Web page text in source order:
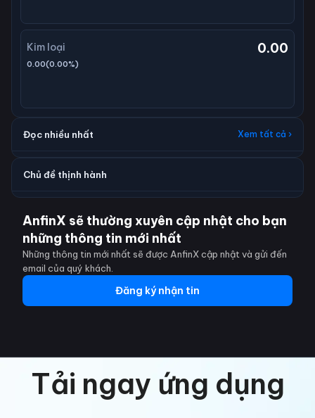
Kim loại 0.00
0.00(0.00%)
Đọc nhiều nhất Xem tất cả ›
Chủ đề thịnh hành
AnfinX sẽ thường xuyên cập nhật cho bạn
những thông tin mới nhất
Những thông tin mới nhất sẽ được AnfinX cập nhật và gửi đến
email của quý khách.
Đăng ký nhận tin
Tải ngay ứng dụng